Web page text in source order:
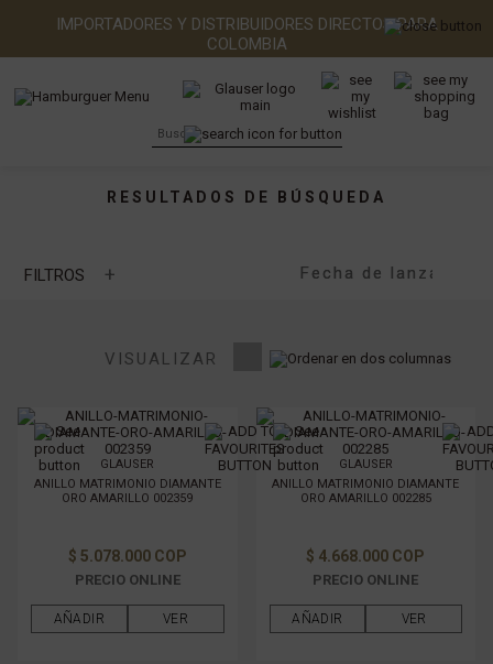
IMPORTADORES Y DISTRIBUIDORES DIRECTOS PARA
COLOMBIA
RESULTADOS DE BÚSQUEDA
FILTROS +
VISUALIZAR
GLAUSER
ANILLO MATRIMONIO DIAMANTE
ORO AMARILLO 002359
$ 5.078.000 COP
PRECIO ONLINE
AÑADIR VER
GLAUSER
ANILLO MATRIMONIO DIAMANTE
ORO AMARILLO 002285
$ 4.668.000 COP
PRECIO ONLINE
AÑADIR VER